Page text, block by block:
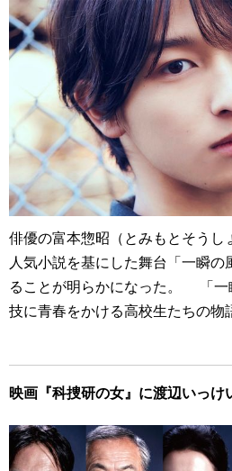
俳優の富本惣昭（とみもとそうし
人気小説を基にした舞台「一瞬
ることが明らかになった。 「一
技に青春をかける高校生たちの物
映画『科捜研の女』に渡辺いっけ